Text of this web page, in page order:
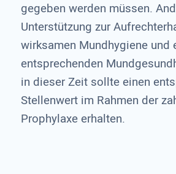
gegeben werden müssen.
Unterstützung zur
wirksamen Mundhygiene und
entsprechenden
in dieser Zeit sollte einen
Stellenwert im Rahmen der
Prophylaxe erhalten.